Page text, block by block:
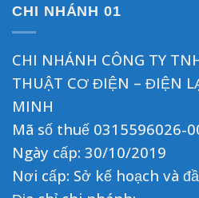
CHI NHÁNH 01
CHI NHÁNH CÔNG TY
THUẬT CƠ ĐIỆN – ĐIỆN
MINH
Mã số thuế 0315596026-
Ngày cấp: 30/10/2019
Nơi cấp: Sở kế hoạch và